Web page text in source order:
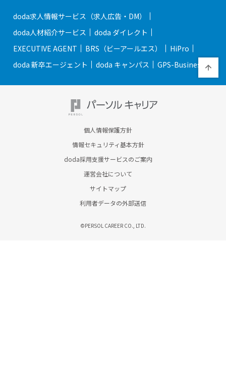
doda求人情報サービス（求人広告・DM）
doda人材紹介サービス
doda ダイレクト
EXECUTIVE AGENT
BRS（ビーアールエス）
HiPro
doda 新卒エージェント
doda キャンパス GPS-Business
個人情報保護方針
情報セキュリティ基本方針
doda採用支援サービスのご案内
運営会社について
サイトマップ
利用者データの外部送信
©PERSOL CAREER CO., LTD.